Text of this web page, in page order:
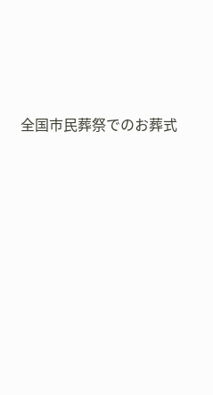
全国市民葬祭でのお葬式